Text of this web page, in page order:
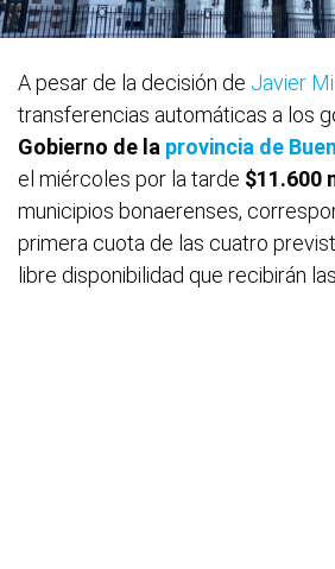
A pesar de la decisión de Javier
transferencias automáticas a los
Gobierno de la provincia de
el miércoles por la tarde $11.600
municipios bonaerenses,
primera cuota de las cuatro
libre disponibilidad que recibirán